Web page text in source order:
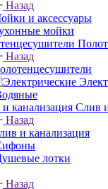
Назад
и аксессуары
мойки
Назад
Водяные
Слив и
Назад
и канализация